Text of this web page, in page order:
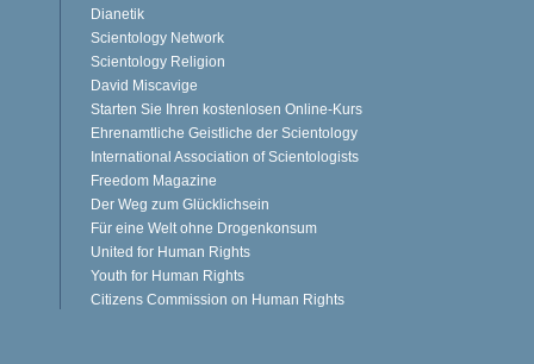
Dianetik
Scientology Network
Scientology Religion
David Miscavige
Starten Sie Ihren kostenlosen Online-Kurs
Ehrenamtliche Geistliche der Scientology
International Association of Scientologists
Freedom Magazine
Der Weg zum Glücklichsein
Für eine Welt ohne Drogenkonsum
United for Human Rights
Youth for Human Rights
Citizens Commission on Human Rights